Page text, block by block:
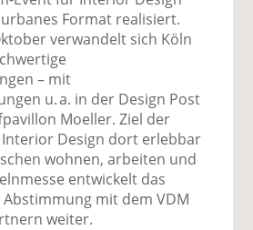
e
b
o
k
te
il
e
n
n k
e
di
te
il
e
n
ai
l
v
n
d
e
n
Format realisiert.
verwandelt sich Köln
– mit
u. a. in der Design Post
Moeller. Ziel der
Design dort erlebbar
wohnen, arbeiten und
entwickelt das
mit dem VDM
weiter.